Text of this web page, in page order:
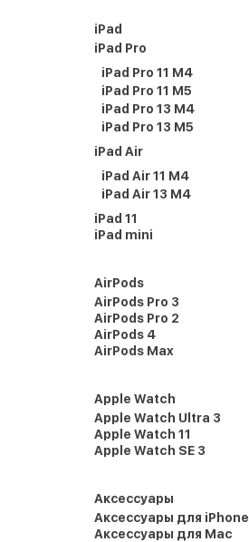
iPad
iPad Pro
iPad Pro 11 M4
iPad Pro 11 M5
iPad Pro 13 M4
iPad Pro 13 M5
iPad Air
iPad Air 11 M4
iPad Air 13 M4
iPad 11
iPad mini
AirPods
AirPods Pro 3
AirPods Pro 2
AirPods 4
AirPods Max
Apple Watch
Apple Watch Ultra 3
Apple Watch 11
Apple Watch SE 3
Аксессуары
Аксессуары для iPhone
Аксессуары для Mac